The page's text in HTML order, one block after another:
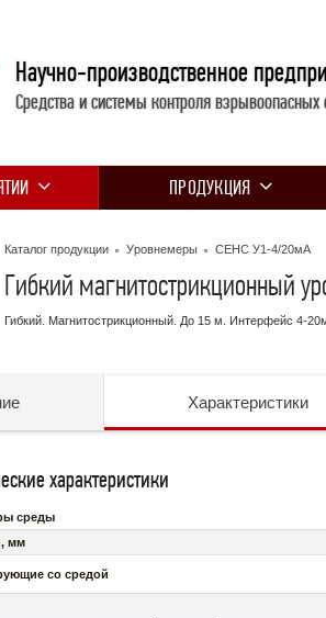
Научно-производственное
Средства и системы контроля взрывоопасных
ПРОДУКЦИЯ
Каталог продукции Уровнемеры СЕНС У1-4/20мА
Гибкий магнитострикционный
Гибкий. Магнитострикционный. До 15 м. Интерфейс 4-
Характеристики
характеристики
среды
мм
со средой